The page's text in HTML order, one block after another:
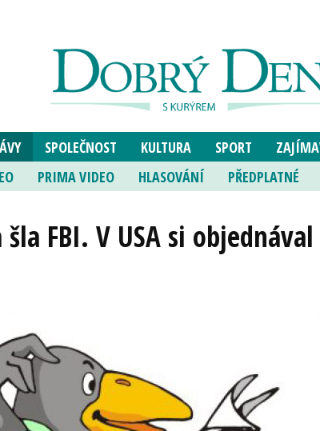
SPOLEČNOST KULTURA SPORT
PRIMA VIDEO HLASOVÁNÍ PŘEDPLATNÉ
FBI. V USA si objednával